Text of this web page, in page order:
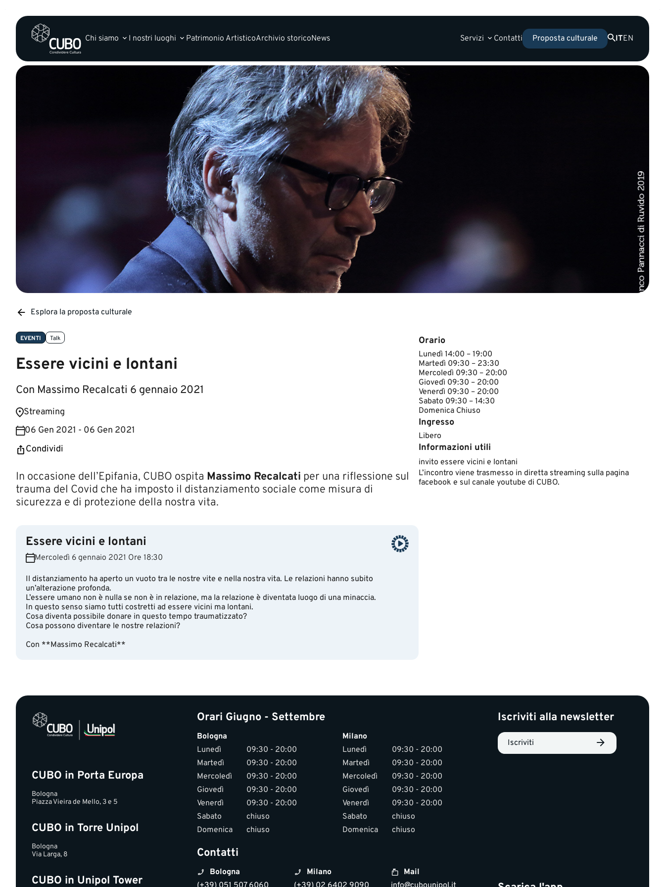
Chi siamo I nostri luoghi Patrimonio ArtisticoArchivio storicoNews Servizi Contatti Proposta culturale ITEN
Esplora la proposta culturale
EVENTI Talk
Essere vicini e lontani
Con Massimo Recalcati 6 gennaio 2021
​Streaming
06 Gen 2021 - 06 Gen 2021
Condividi
​​​​​​​​In occasione dell’Epifania, CUBO ospita Massimo Recalcati per una riflessione sul
trauma del Covid che ha imposto il distanziamento sociale come misura di
sicurezza e di protezione della nostra vita.
Essere vicini e lontani
Mercoledì 6 gennaio 2021 Ore 18:30
Il distanziamento ha aperto un vuoto tra le nostre vite e nella nostra vita. Le relazioni hanno subito
un’alterazione profonda.
L’essere umano non è nulla se non è in relazione, ma la relazione è diventata luogo di una minaccia.
In questo senso siamo tutti costretti ad essere vicini ma lontani.
Cosa diventa possibile donare in questo tempo traumatizzato?
Cosa possono diventare le nostre relazioni?
Con **Massimo Recalcati**
Orario
​Lunedì 14:00 – 19:00
Martedì 09:30 – 23:30
Mercoledì 09:30 – 20:00
Giovedì 09:30 – 20:00
Venerdì 09:30 – 20:00
Sabato 09:30 – 14:30
Domenica Chiuso​​
Ingresso
Libero
Informazioni utili
invito essere vicini e lontani
​L’incontro viene trasmesso in diretta streaming sulla pagina
facebook e sul canale y​outube di CUBO.​
CUBO in Porta Europa
Bologna
Piazza Vieira de Mello, 3 e 5
CUBO in Torre Unipol
Bologna
Via Larga, 8
CUBO in Unipol Tower
Orari Giugno - Settembre
Bologna
Lunedì
09:30 - 20:00
Martedì
09:30 - 20:00
Mercoledì
09:30 - 20:00
Giovedì
09:30 - 20:00
Venerdì
09:30 - 20:00
Sabato
chiuso
Domenica
chiuso
Milano
Lunedì
09:30 - 20:00
Martedì
09:30 - 20:00
Mercoledì
09:30 - 20:00
Giovedì
09:30 - 20:00
Venerdì
09:30 - 20:00
Sabato
chiuso
Domenica
chiuso
Contatti
Bologna
Milano
Mail
Iscriviti alla newsletter
Iscriviti